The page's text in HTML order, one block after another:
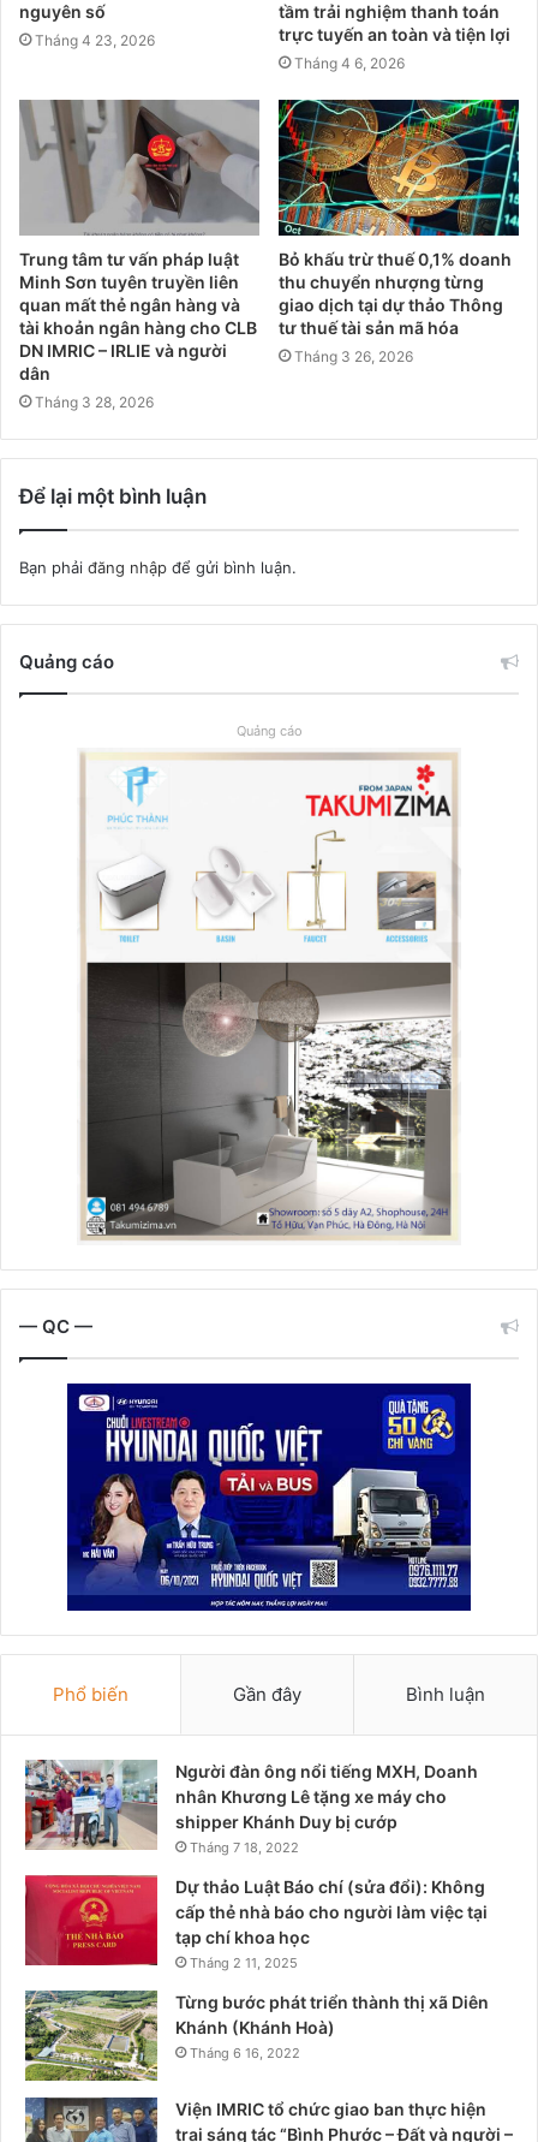
nguyên số
Tháng 4 23, 2026
tầm trải nghiệm thanh toán
trực tuyến an toàn và tiện lợi
Tháng 4 6, 2026
Trung tâm tư vấn pháp luật
Minh Sơn tuyên truyền liên
quan mất thẻ ngân hàng và
tài khoản ngân hàng cho CLB
DN IMRIC – IRLIE và người
dân
Tháng 3 28, 2026
Bỏ khấu trừ thuế 0,1% doanh
thu chuyển nhượng từng
giao dịch tại dự thảo Thông
tư thuế tài sản mã hóa
Tháng 3 26, 2026
Để lại một bình luận
Bạn phải đăng nhập để gửi bình luận.
Quảng cáo
Quảng cáo
— QC —
Phổ biến Gần đây Bình luận
Người đàn ông nổi tiếng MXH, Doanh
nhân Khương Lê tặng xe máy cho
shipper Khánh Duy bị cướp
Tháng 7 18, 2022
Dự thảo Luật Báo chí (sửa đổi): Không
cấp thẻ nhà báo cho người làm việc tại
tạp chí khoa học
Tháng 2 11, 2025
Từng bước phát triển thành thị xã Diên
Khánh (Khánh Hoà)
Tháng 6 16, 2022
Viện IMRIC tổ chức giao ban thực hiện
trại sáng tác “Bình Phước – Đất và người –